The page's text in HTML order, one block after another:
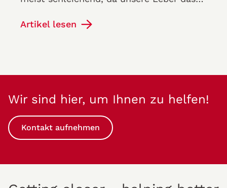
kann. Sind die Speicher erschöpft,…
Artikel lesen
Wir sind hier, um Ihnen zu helfen!
Kontakt aufnehmen